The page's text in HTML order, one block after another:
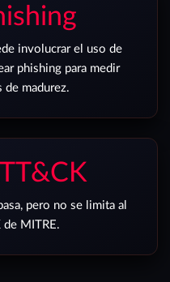
involucrar el uso de
phishing para medir
madurez.
pero no se limita al
de MITRE.